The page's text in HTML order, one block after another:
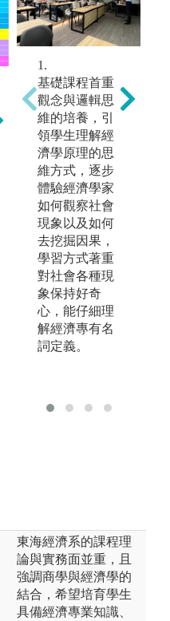
課程設計與規
劃導入CDIO教
學模式，鍛鍊
學生「不只知
道，更能做
到」的就業競
爭力
課程設計著重
建構金融專業
知識，且強調
資訊科技、實
務應用、與金
融大數據之跨
圖解:本學程課
1.
基礎課程首重
觀念與邏輯思
維的培養，引
領學生理解經
濟學原理的思
維方式，逐步
體驗經濟學家
如何觀察社會
現象以及如何
去挖掘因果，
學習方式著重
對社會各種現
象保持好奇
心，能仔細理
解經濟專有名
詞定義。
東海經濟系的課程理
論與實務面並重，且
強調商學與經濟學的
結合，希望培育學生
具備經濟專業知識、